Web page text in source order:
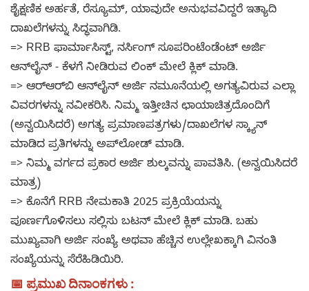
ಶೈಕ್ಷಣಿಕ ಅರ್ಹತೆ, ರೆಸ್ಯೂಮ್, ಯಾವುದೇ ಅನುಭವವಿದ್ದರೆ ಇತ್ಯಾದಿ
ದಾಖಲೆಗಳನ್ನು ಸಿದ್ಧವಾಗಿಡಿ.
=> RRB ಫಾರ್ಮಾಸಿಸ್ಟ್, ನರ್ಸಿಂಗ್ ಸೂಪರಿಂಟೆಂಡೆಂಟ್ ಅರ್ಜಿ
ಆನ್‌ಲೈನ್ - ಕೆಳಗೆ ನೀಡಿರುವ ಲಿಂಕ್ ಮೇಲೆ ಕ್ಲಿಕ್ ಮಾಡಿ.
=> ಆರ್‌ಆರ್‌ಬಿ ಆನ್‌ಲೈನ್ ಅರ್ಜಿ ನಮೂನೆಯಲ್ಲಿ ಅಗತ್ಯವಿರುವ ಎಲ್ಲಾ
ವಿವರಗಳನ್ನು ನವೀಕರಿಸಿ. ನಿಮ್ಮ ಇತ್ತೀಚಿನ ಛಾಯಾಚಿತ್ರದೊಂದಿಗೆ
(ಅನ್ವಯಿಸಿದರೆ) ಅಗತ್ಯ ಪ್ರಮಾಣಪತ್ರಗಳು/ದಾಖಲೆಗಳ ಸ್ಕ್ಯಾನ್
ಮಾಡಿದ ಪ್ರತಿಗಳನ್ನು ಅಪ್‌ಲೋಡ್ ಮಾಡಿ.
=> ನಿಮ್ಮ ವರ್ಗದ ಪ್ರಕಾರ ಅರ್ಜಿ ಶುಲ್ಕವನ್ನು ಪಾವತಿಸಿ. (ಅನ್ವಯಿಸಿದರೆ
ಮಾತ್ರ)
=> ಕೊನೆಗೆ RRB ನೇಮಕಾತಿ 2025 ಪ್ರಕ್ರಿಯೆಯನ್ನು
ಪೂರ್ಣಗೊಳಿಸಲು ಸಲ್ಲಿಸು ಬಟನ್ ಮೇಲೆ ಕ್ಲಿಕ್ ಮಾಡಿ. ಬಹು
ಮುಖ್ಯವಾಗಿ ಅರ್ಜಿ ಸಂಖ್ಯೆ ಅಥವಾ ಹೆಚ್ಚಿನ ಉಲ್ಲೇಖಕ್ಕಾಗಿ ವಿನಂತಿ
ಸಂಖ್ಯೆಯನ್ನು ಸೆರೆಹಿಡಿಯಿರಿ.
📅 ಪ್ರಮುಖ ದಿನಾಂಕಗಳು :